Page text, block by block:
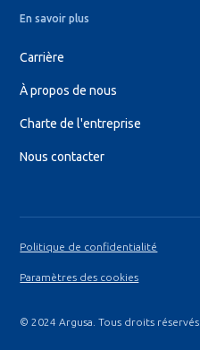
En savoir plus
Carrière
À propos de nous
Charte de l'entreprise
Nous contacter
© 2024 Argusa. Tous droits réservés.
Politique de confidentialité
Paramètres des cookies